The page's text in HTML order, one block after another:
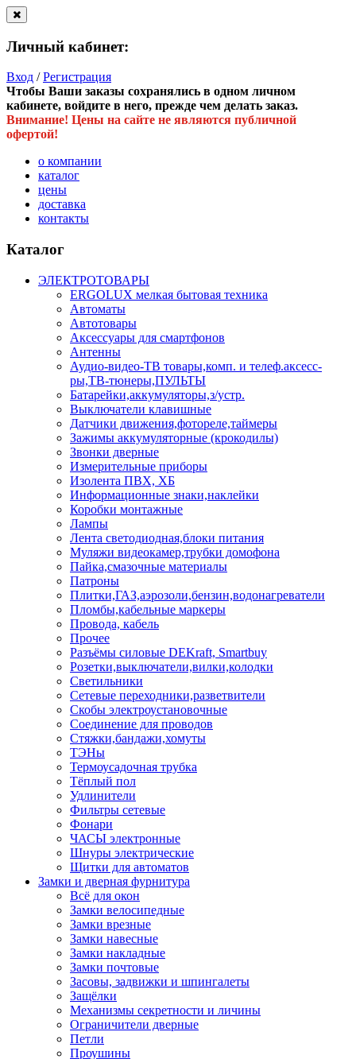
Личный кабинет:
Вход /Регистрация
Чтобы Ваши заказы сохранялись в одном личном
кабинете, войдите в него, прежде чем делать заказ.
Внимание! Цены на сайте не являются публичной
офертой!
о компании
каталог
цены
доставка
контакты
Каталог
ЭЛЕКТРОТОВАРЫ
ERGOLUX мелкая бытовая техника
Автоматы
Автотовары
Аксессуары для смартфонов
Антенны
Аудио-видео-ТВ товары,комп. и телеф.аксесс-
ры,ТВ-тюнеры,ПУЛЬТЫ
Батарейки,аккумуляторы,з/устр.
Выключатели клавишные
Датчики движения,фотореле,таймеры
Зажимы аккумуляторные (крокодилы)
Звонки дверные
Измерительные приборы
Изолента ПВХ, ХБ
Информационные знаки,наклейки
Коробки монтажные
Лампы
Лента светодиодная,блоки питания
Муляжи видеокамер,трубки домофона
Пайка,смазочные материалы
Патроны
Плитки,ГАЗ,аэрозоли,бензин,водонагреватели
Пломбы,кабельные маркеры
Провода, кабель
Прочее
Разъёмы силовые DEKraft, Smartbuy
Розетки,выключатели,вилки,колодки
Светильники
Сетевые переходники,разветвители
Скобы электроустановочные
Соединение для проводов
Стяжки,бандажи,хомуты
ТЭНы
Термоусадочная трубка
Тёплый пол
Удлинители
Фильтры сетевые
Фонари
ЧАСЫ электронные
Шнуры электрические
Щитки для автоматов
Замки и дверная фурнитура
Всё для окон
Замки велосипедные
Замки врезные
Замки навесные
Замки накладные
Замки почтовые
Засовы, задвижки и шпингалеты
Защёлки
Механизмы секретности и личины
Ограничители дверные
Петли
Проушины